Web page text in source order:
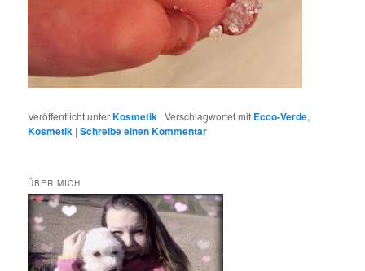
Veröffentlicht unterKosmetik |Verschlagwortet mit Ecco-Verde,
Kosmetik |Schreibe einen Kommentar
ÜBER MICH